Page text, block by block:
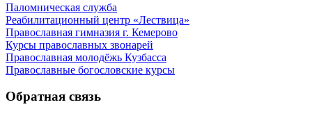
Паломническая служба
Реабилитационный центр «Лествица»
Православная гимназия г. Кемерово
Курсы православных звонарей
Православная молодёжь Кузбасса
Православные богословские курсы
Обратная связь